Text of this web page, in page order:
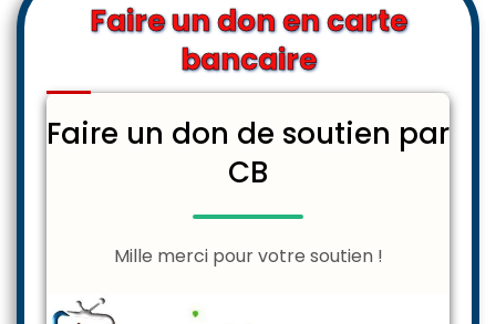
Faire un don en carte
bancaire
Faire un don de soutien par
CB
Mille merci pour votre soutien !